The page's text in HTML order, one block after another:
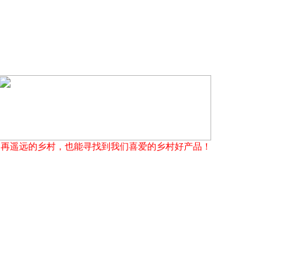
再遥远的乡村，也能寻找到我们喜爱的乡村好产品！